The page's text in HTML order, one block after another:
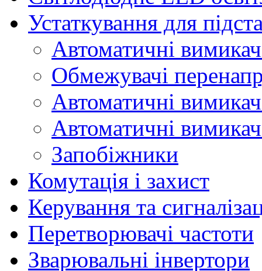
Устаткування для
Автоматичні
Обмежувачі
Автоматичні
Автоматичні
Запобіжники
Комутація і захист
Керування та
Перетворювачі частоти
Зварювальні інвертори